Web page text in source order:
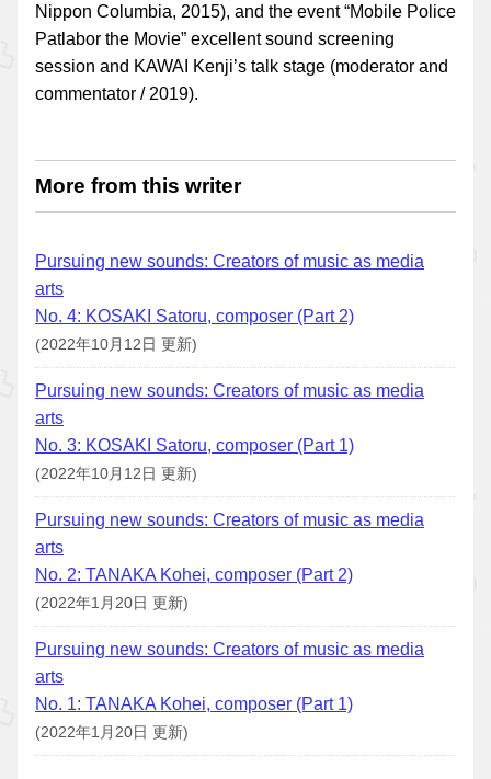
Nippon Columbia, 2015), and the event “Mobile Police
Patlabor the Movie” excellent sound screening
session and KAWAI Kenji’s talk stage (moderator and
commentator / 2019).
More from this writer
Pursuing new sounds: Creators of music as media
arts
No. 4: KOSAKI Satoru, composer (Part 2)
(2022年10月12日 更新)
Pursuing new sounds: Creators of music as media
arts
No. 3: KOSAKI Satoru, composer (Part 1)
(2022年10月12日 更新)
Pursuing new sounds: Creators of music as media
arts
No. 2: TANAKA Kohei, composer (Part 2)
(2022年1月20日 更新)
Pursuing new sounds: Creators of music as media
arts
No. 1: TANAKA Kohei, composer (Part 1)
(2022年1月20日 更新)